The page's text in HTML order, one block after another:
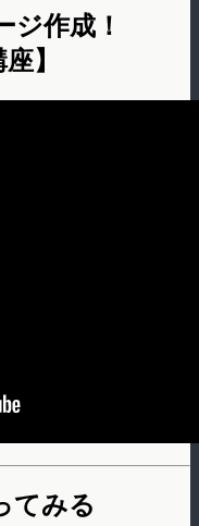
ジ作成！
】
てみる